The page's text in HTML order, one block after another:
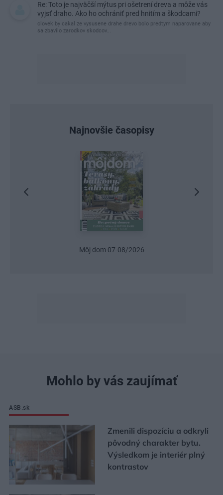
Re: Toto je najväčší mýtus pri ošetrení dreva a môže vás
vyjsť draho. Ako ho ochrániť pred hnitím a škodcami?
clovek by cakal ze vysusene drahe drevo bolo predtym naparovane aby
sa zbavilo zarodkov skodcov...
Najnovšie časopisy
Môj dom 07-08/2026
Mohlo by vás zaujímať
ASB.sk
Zmenili dispozíciu a odkryli
pôvodný charakter bytu.
Výsledkom je interiér plný
kontrastov